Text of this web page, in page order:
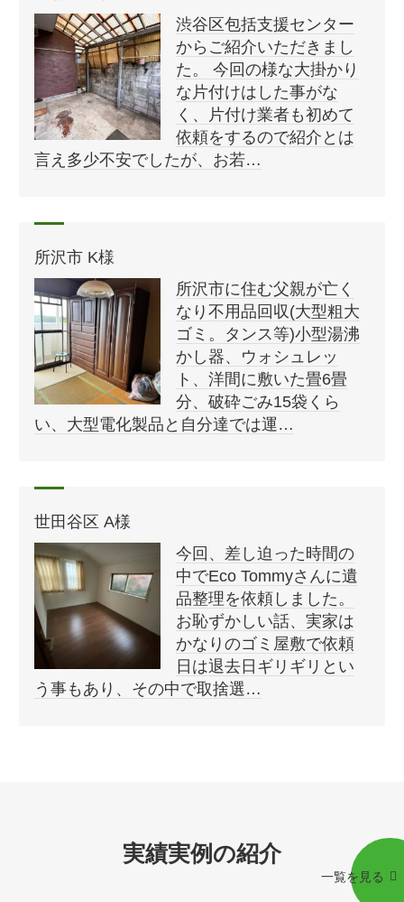
渋谷区包括支援センター
からご紹介いただきまし
た。 今回の様な大掛かり
な片付けはした事がな
く、片付け業者も初めて
依頼をするので紹介とは
言え多少不安でしたが、お若…
所沢市 K様
所沢市に住む父親が亡く
なり不用品回収(大型粗大
ゴミ。タンス等)小型湯沸
かし器、ウォシュレッ
ト、洋間に敷いた畳6畳
分、破砕ごみ15袋くら
い、大型電化製品と自分達では運…
世田谷区 A様
今回、差し迫った時間の
中でEco Tommyさんに遺
品整理を依頼しました。
お恥ずかしい話、実家は
かなりのゴミ屋敷で依頼
日は退去日ギリギリとい
う事もあり、その中で取捨選…
実績実例の紹介
一覧を見る